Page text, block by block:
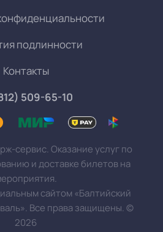
подлинности
Контакты
509-65-10
сервис. Оказание услуг по
и доставке билетов на
сайтом «Балтийский
Все права защищены.©
2026